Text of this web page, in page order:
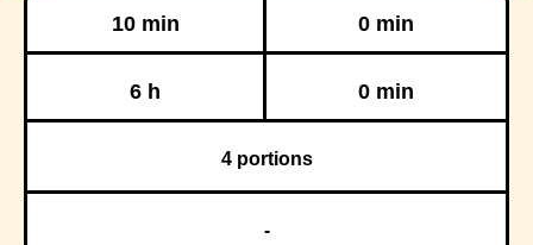
10 min 0 min
6 h 0 min
4portions
-